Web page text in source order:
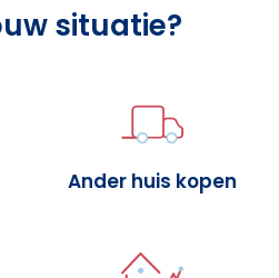
situatie?
Ander huis kopen